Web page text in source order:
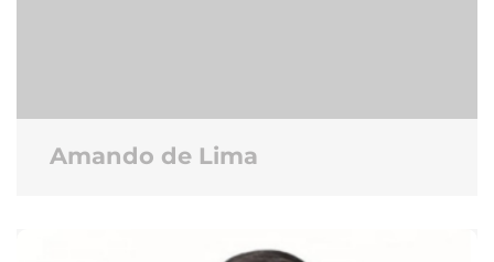
Amando de Lima